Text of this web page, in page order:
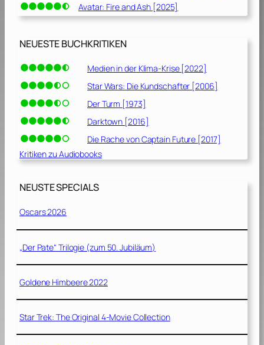
Avatar: Fire and Ash [2025]
NEUESTE BUCHKRITIKEN
Medien in der Klima-Krise [2022]
Star Wars: Die Kundschafter [2006]
Der Turm [1973]
Darktown [2016]
Die Rache von Captain Future [2017]
Kritiken zu Audiobooks
NEUSTE SPECIALS
Oscars 2026
„Der Pate“ Trilogie (zum 50. Jubiläum)
Goldene Himbeere 2022
Star Trek: The Original 4-Movie Collection